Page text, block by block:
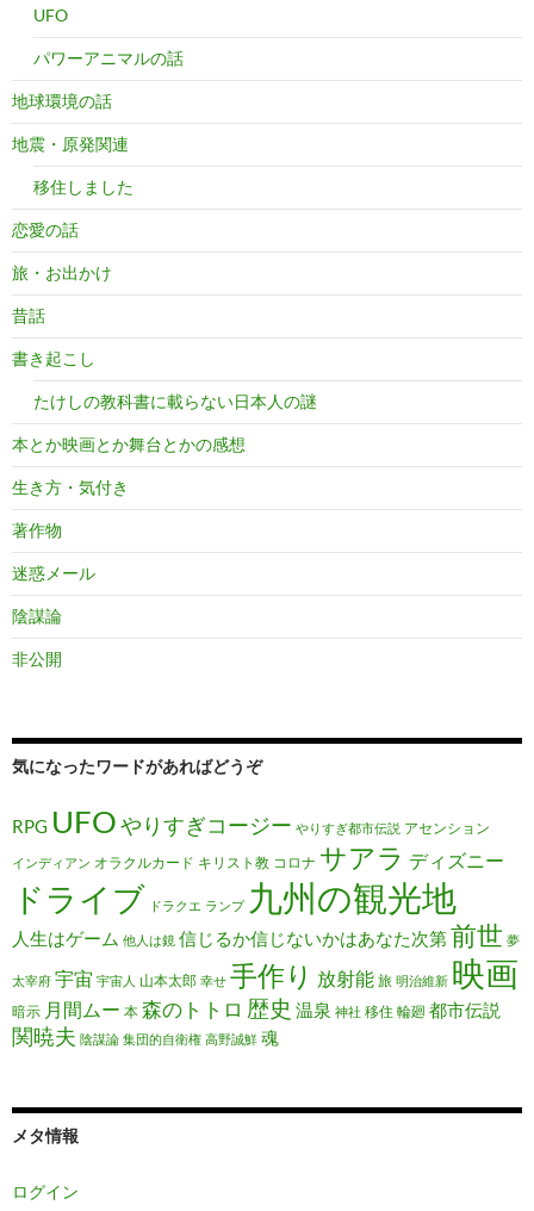
UFO
パワーアニマルの話
地球環境の話
地震・原発関連
移住しました
恋愛の話
旅・お出かけ
昔話
書き起こし
たけしの教科書に載らない日本人の謎
本とか映画とか舞台とかの感想
生き方・気付き
著作物
迷惑メール
陰謀論
非公開
気になったワードがあればどうぞ
RPG UFOやりすぎコージー やりすぎ都市伝説 アセンション
インディアン オラクルカード キリスト教 コロナ サアラ ディズニー
ドライブ ドラクエ ランプ 九州の観光地
人生はゲーム 他人は鏡 信じるか信じないかはあなた次第前世 夢
太宰府 宇宙 宇宙人 山本太郎 幸せ 手作り 放射能 旅 明治維新 映画
暗示 月間ムー 本 森のトトロ 歴史 温泉 神社 移住 輪廻 都市伝説
関暁夫 陰謀論 集団的自衛権 高野誠鮮 魂
メタ情報
ログイン